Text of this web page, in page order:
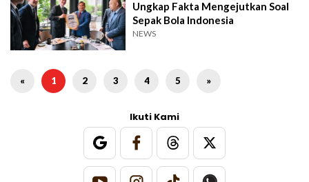
Ungkap Fakta Mengejutkan Soal
Sepak Bola Indonesia
NEWS
« 1 2 3 4 5 »
Ikuti Kami